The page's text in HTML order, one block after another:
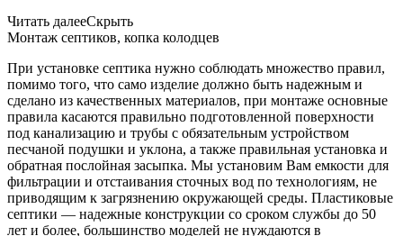
Читать далееСкрыть
Монтаж септиков, копка колодцев
При установке септика нужно соблюдать множество правил,
помимо того, что само изделие должно быть надежным и
сделано из качественных материалов, при монтаже основные
правила касаются правильно подготовленной поверхности
под канализацию и трубы с обязательным устройством
песчаной подушки и уклона, а также правильная установка и
обратная послойная засыпка. Мы установим Вам емкости для
фильтрации и отстаивания сточных вод по технологиям, не
приводящим к загрязнению окружающей среды. Пластиковые
септики — надежные конструкции со сроком службы до 50
лет и более, большинство моделей не нуждаются в